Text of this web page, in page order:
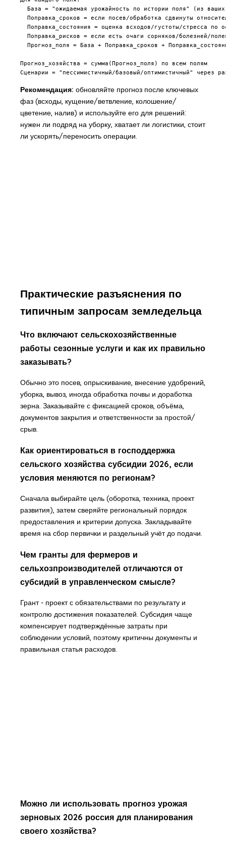
База = "ожидаемая урожайность по истории поля" (из
Поправка_сроков = если посев/обработка сдвинуты
Поправка_состояния = оценка всходов/густоты/стресса по
Поправка_рисков = если есть очаги сорняков/болезней/
Прогноз_поля = База + Поправка_сроков +
Прогноз_хозяйства = сумма(Прогноз_поля) по всем полям
Рекомендация: обновляйте прогноз после ключевых
фаз (всходы, кущение/ветвление, колошение/
цветение, налив) и используйте его для решений:
нужен ли подряд на уборку, хватает ли логистики, стоит
ли ускорять/переносить операции.
Практические разъяснения по
типичным запросам земледельца
Что включают сельскохозяйственные
работы сезонные услуги и как их правильно
заказывать?
Обычно это посев, опрыскивание, внесение удобрений,
уборка, вывоз, иногда обработка почвы и доработка
зерна. Заказывайте с фиксацией сроков, объёма,
документов закрытия и ответственности за простой/
срыв.
Как ориентироваться в господдержка
сельского хозяйства субсидии 2026, если
условия меняются по регионам?
Сначала выбирайте цель (оборотка, техника, проект
развития), затем сверяйте региональный порядок
предоставления и критерии допуска. Закладывайте
время на сбор первички и раздельный учёт до подачи.
Чем гранты для фермеров и
сельхозпроизводителей отличаются от
субсидий в управленческом смысле?
Грант - проект с обязательствами по результату и
контролю достижения показателей. Субсидия чаще
компенсирует подтверждённые затраты при
соблюдении условий, поэтому критичны документы и
правильная статья расходов.
Можно ли использовать прогноз урожая
зерновых 2026 россия для планирования
своего хозяйства?